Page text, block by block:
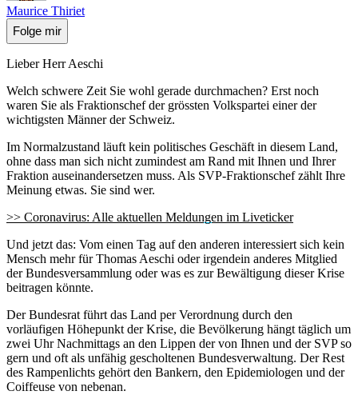
Maurice Thiriet
Folge mir
Lieber Herr Aeschi
Welch schwere Zeit Sie wohl gerade durchmachen? Erst noch
waren Sie als Fraktionschef der grössten Volkspartei einer der
wichtigsten Männer der Schweiz.
Im Normalzustand läuft kein politisches Geschäft in diesem Land,
ohne dass man sich nicht zumindest am Rand mit Ihnen und Ihrer
Fraktion auseinandersetzen muss. Als SVP-Fraktionschef zählt Ihre
Meinung etwas. Sie sind wer.
>> Coronavirus: Alle aktuellen Meldungen im Liveticker
Und jetzt das: Vom einen Tag auf den anderen interessiert sich kein
Mensch mehr für Thomas Aeschi oder irgendein anderes Mitglied
der Bundesversammlung oder was es zur Bewältigung dieser Krise
beitragen könnte.
Der Bundesrat führt das Land per Verordnung durch den
vorläufigen Höhepunkt der Krise, die Bevölkerung hängt täglich um
zwei Uhr Nachmittags an den Lippen der von Ihnen und der SVP so
gern und oft als unfähig gescholtenen Bundesverwaltung. Der Rest
des Rampenlichts gehört den Bankern, den Epidemiologen und der
Coiffeuse von nebenan.